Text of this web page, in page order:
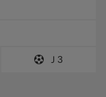
Ｊ3